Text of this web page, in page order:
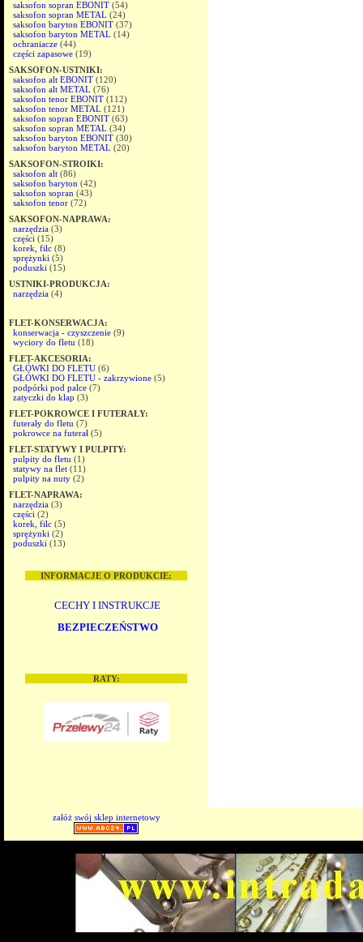
saksofon sopran EBONIT (54)
saksofon sopran METAL (24)
saksofon baryton EBONIT (37)
saksofon baryton METAL (14)
ochraniacze (44)
części zapasowe (19)
SAKSOFON-USTNIKI:
saksofon alt EBONIT (120)
saksofon alt METAL (76)
saksofon tenor EBONIT (112)
saksofon tenor METAL (121)
saksofon sopran EBONIT (63)
saksofon sopran METAL (34)
saksofon baryton EBONIT (30)
saksofon baryton METAL (20)
SAKSOFON-STROIKI:
saksofon alt (86)
saksofon baryton (42)
saksofon sopran (43)
saksofon tenor (72)
SAKSOFON-NAPRAWA:
narzędzia (3)
części (15)
korek, filc (8)
sprężynki (5)
poduszki (15)
USTNIKI-PRODUKCJA:
narzędzia (4)
FLET-KONSERWACJA:
konserwacja - czyszczenie (9)
wyciory do fletu (18)
FLET-AKCESORIA:
GŁÓWKI DO FLETU (6)
GŁÓWKI DO FLETU - zakrzywione (5)
podpórki pod palce (7)
zatyczki do klap (3)
FLET-POKROWCE I FUTERAŁY:
futerały do fletu (7)
pokrowce na futerał (5)
FLET-STATYWY I PULPITY:
pulpity do fletu (1)
statywy na flet (11)
pulpity na nuty (2)
FLET-NAPRAWA:
narzędzia (3)
części (2)
korek, filc (5)
sprężynki (2)
poduszki (13)
INFORMACJE O PRODUKCIE:
CECHY I INSTRUKCJE
BEZPIECZEŃSTWO
RATY:
załóż swój sklep internetowy